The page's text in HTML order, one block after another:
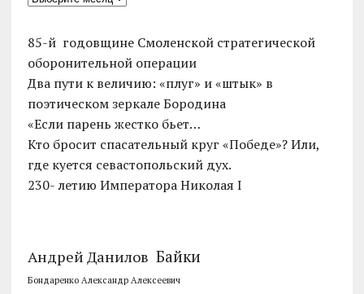
85-й годовщине Смоленской стратегической
оборонительной операции
Два пути к величию: «плуг» и «штык» в
поэтическом зеркале Бородина
«Если парень жестко бьет…
Кто бросит спасательный круг «Победе»? Или,
где куется севастопольский дух.
230- летию Императора Николая I
Андрей Данилов Байки
Бондаренко Александр Алексеевич